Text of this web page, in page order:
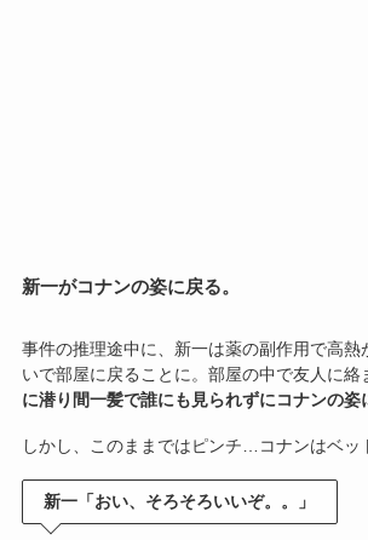
新一がコナンの姿に戻る。
事件の推理途中に、新一は薬の副作用で高熱
いで部屋に戻ることに。部屋の中で友人に絡
に潜り間一髪で誰にも見られずにコナンの姿
しかし、このままではピンチ…コナンはベッ
新一「おい、そろそろいいぞ。。」